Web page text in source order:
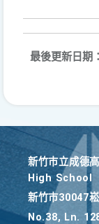
最後更新日期：
新竹巿立成德
High School
新竹巿30047
No.38, Ln.